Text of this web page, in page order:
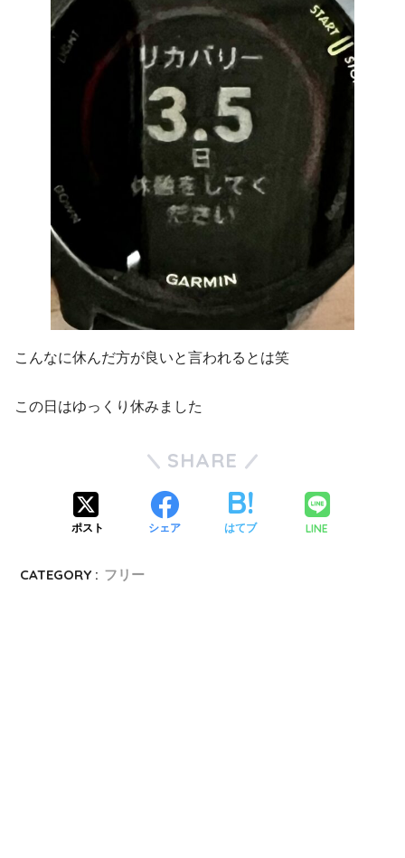
こんなに休んだ方が良いと言われるとは笑
この日はゆっくり休みました
SHARE
ポスト シェア はてブ LINE
CATEGORY : フリー